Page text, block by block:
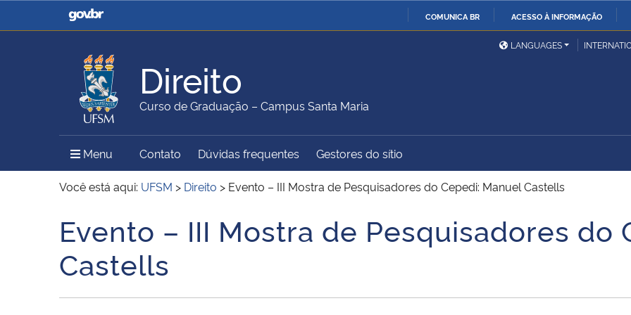
COMUNICA BR ACESSO À INFORMAÇÃO
Casa Civil
Ministério da Justiça e
Ministério da Defesa
Ministério das Relações
Exteriores
Ministério da Agricultura,
Pecuária e Abastecimento
Ministério da Educação
Ministério do Meio Ambiente Ministério do Turismo
Ministério do
Desenvolvimento Regional
União
Secretaria de Governo
Gabinete de Segurança
Advocacia-Geral da União Banco Central do Brasil
LANGUAGES
Direito
Curso de Graduação – Campus Santa Maria
Menu Menu Principal do Sítio
Contato Dúvidas frequentes Gestores do sítio
Você está aqui: UFSM > Direito > Evento – III Mostra de Pesquisadores do Cepedi: Manuel Castells
Início do conteúdo
Evento – III Mostra de Pesquisadores do
Castells